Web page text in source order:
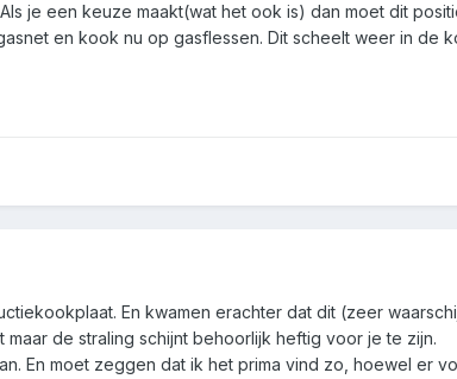
je een keuze maakt(wat het ook is) dan moet dit
en kook nu op gasflessen. Dit scheelt weer in de
En kwamen erachter dat dit (zeer
de straling schijnt behoorlijk heftig voor je te zijn.
En moet zeggen dat ik het prima vind zo, hoewel er